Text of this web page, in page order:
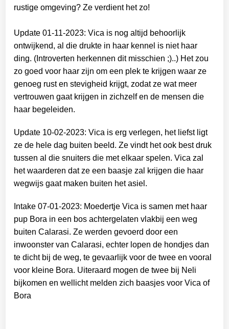
rustige omgeving? Ze verdient het zo!
Update 01-11-2023: Vica is nog altijd behoorlijk
ontwijkend, al die drukte in haar kennel is niet haar
ding. (Introverten herkennen dit misschien ;)..) Het zou
zo goed voor haar zijn om een plek te krijgen waar ze
genoeg rust en stevigheid krijgt, zodat ze wat meer
vertrouwen gaat krijgen in zichzelf en de mensen die
haar begeleiden.
Update 10-02-2023: Vica is erg verlegen, het liefst ligt
ze de hele dag buiten beeld. Ze vindt het ook best druk
tussen al die snuiters die met elkaar spelen. Vica zal
het waarderen dat ze een baasje zal krijgen die haar
wegwijs gaat maken buiten het asiel.
Intake 07-01-2023: Moedertje Vica is samen met haar
pup Bora in een bos achtergelaten vlakbij een weg
buiten Calarasi. Ze werden gevoerd door een
inwoonster van Calarasi, echter lopen de hondjes dan
te dicht bij de weg, te gevaarlijk voor de twee en vooral
voor kleine Bora. Uiteraard mogen de twee bij Neli
bijkomen en wellicht melden zich baasjes voor Vica of
Bora